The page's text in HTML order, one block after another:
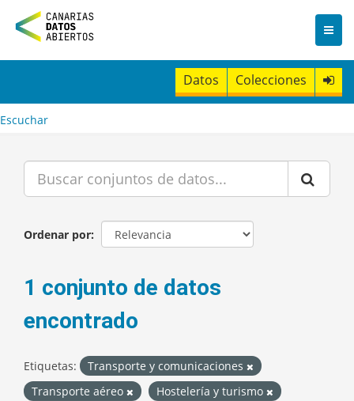
n
t
Datos Colecciones
Escuchar
Ordenar por
1 conjunto de datos
encontrado
Etiquetas:
Transporte y comunicaciones
Transporte aéreo
Hostelería y turismo